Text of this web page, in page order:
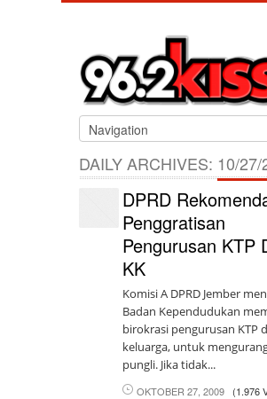
DAILY ARCHIVES: 10/27/
DPRD
Penggratisan
Pengurusan KTP
KK
Komisi A DPRD Jember
Badan Kependudukan
birokrasi pengurusan KTP
keluarga, untuk
pungli. Jika tidak...
OKTOBER 27, 2009 (1.976